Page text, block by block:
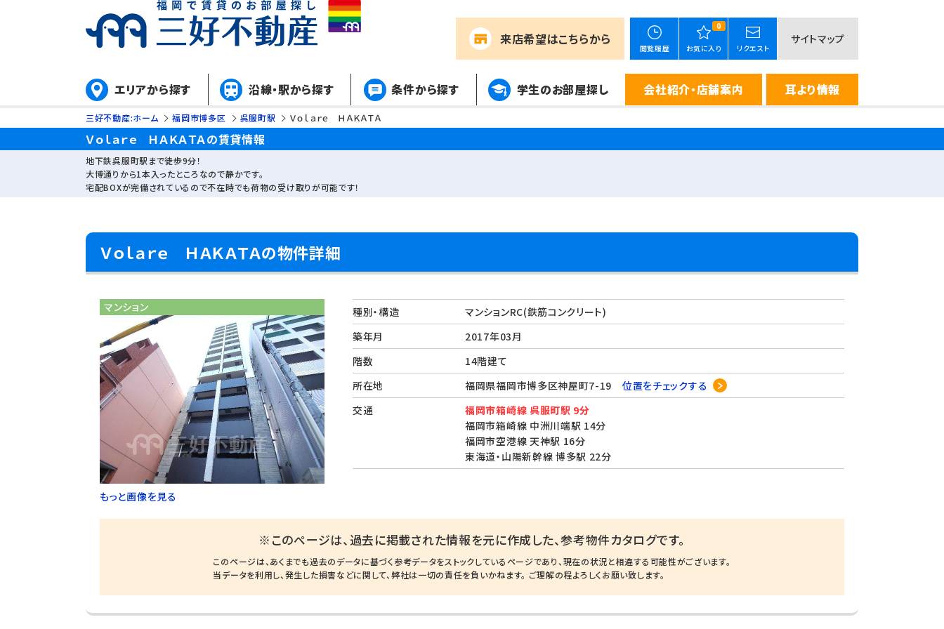
来店希望はこちらから
閲覧履歴
0
お気に入り リクエスト
サイトマップ
エリアから探す 沿線・駅から探す 条件から探す 学生のお部屋探し 会社紹介・店舗案内 耳より情報
三好不動産:ホーム 福岡市博多区 呉服町駅 Ｖｏｌａｒｅ ＨＡＫＡＴＡ
Ｖｏｌａｒｅ ＨＡＫＡＴＡの賃貸情報
地下鉄呉服町駅まで徒歩9分！
大博通りから1本入ったところなので静かです。
宅配BOXが完備されているので不在時でも荷物の受け取りが可能です！
Ｖｏｌａｒｅ ＨＡＫＡＴＡの物件詳細
マンション
もっと画像を見る
種別・構造
マンションRC(鉄筋コンクリート)
築年月
2017年03月
階数
14階建て
所在地
福岡県福岡市博多区神屋町7-19 位置をチェックする
交通
福岡市箱崎線 呉服町駅 9分
福岡市箱崎線 中洲川端駅 14分
福岡市空港線 天神駅 16分
東海道・山陽新幹線 博多駅 22分
※このページは、過去に掲載された情報を元に作成した、参考物件カタログです。
このページは、あくまでも過去のデータに基づく参考データをストックしているページであり、現在の状況と相違する可能性がございます。
当データを利用し、発生した損害などに関して、弊社は一切の責任を負いかねます。 ご理解の程よろしくお願い致します。